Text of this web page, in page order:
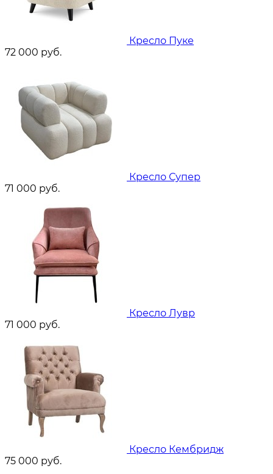
Кресло Пуке
72 000 руб.
Кресло Супер
71 000 руб.
Кресло Лувр
71 000 руб.
Кресло Кембридж
75 000 руб.